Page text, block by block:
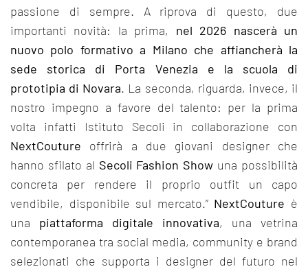
passione di sempre. A riprova di questo, due
importanti novità: la prima, nel 2026 nascerà un
nuovo polo formativo a Milano che affiancherà la
sede storica di Porta Venezia e la scuola di
prototipia di Novara. La seconda, riguarda, invece, il
nostro impegno a favore del talento: per la prima
volta infatti Istituto Secoli in collaborazione con
NextCouture offrirà a due giovani designer che
hanno sfilato al Secoli Fashion Show una possibilità
concreta per rendere il proprio outfit un capo
vendibile, disponibile sul mercato.” NextCouture è
una piattaforma digitale innovativa, una vetrina
contemporanea tra social media, community e brand
selezionati che supporta i designer del futuro nel